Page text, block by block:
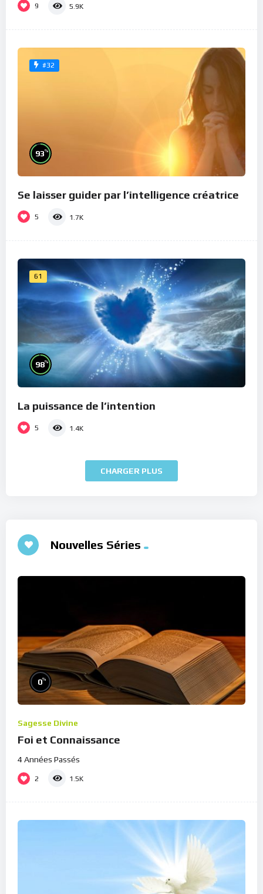
9 5.9K
#32
93%
Se laisser guider par l’intelligence créatrice
5 1.7K
61
98%
La puissance de l’intention
5 1.4K
CHARGER PLUS
Nouvelles Séries
0%
Sagesse Divine
Foi et Connaissance
4 Années Passés
2 1.5K